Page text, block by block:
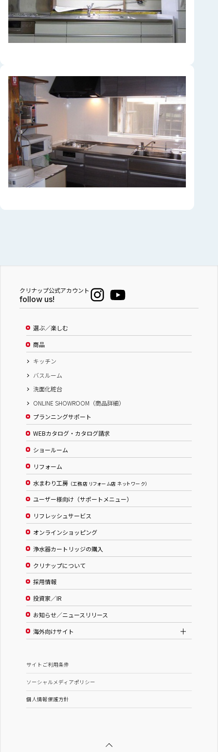
クリナップ公式アカウント
follow us!
選ぶ／楽しむ
商品
キッチン
バスルーム
洗面化粧台
ONLINE SHOWROOM（商品詳細）
プランニングサポート
WEBカタログ・カタログ請求
ショールーム
リフォーム
水まわり工房 （工務店 リフォーム店 ネットワーク）
ユーザー様向け（サポートメニュー）
リフレッシュサービス
オンラインショッピング
浄水器カートリッジの購入
クリナップについて
採用情報
投資家／IR
お知らせ／ニュースリリース
海外向けサイト
サイトご利用条件
ソーシャルメディアポリシー
個人情報保護方針